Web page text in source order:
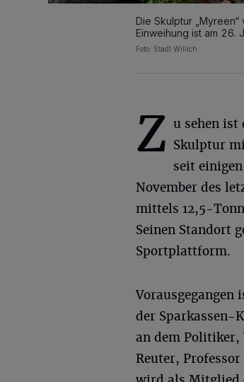
Die Skulptur
Einweihung ist am 26.
Foto: Stadt Willich
Z u sehen ist
Skulptur
seit
November des
mittels 12,5-
Seinen Standort
Sportplattform.
der Sparkassen-
an dem Politiker,
Reuter,